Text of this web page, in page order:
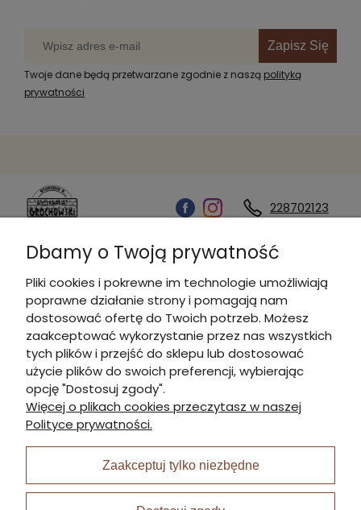
Zapisz Się
Twoje dane będą przetwarzane zgodnie z naszą polityką
prywatności
228702123
Kontakt
Informacje
Płatności i dostawa
Moje konto
I Nagroda w plabiscycie:
Dbamy o Twoją prywatność
Pliki cookies i pokrewne im technologie umożliwiają
poprawne działanie strony i pomagają nam
dostosować ofertę do Twoich potrzeb. Możesz
zaakceptować wykorzystanie przez nas wszystkich
tych plików i przejść do sklepu lub dostosować
użycie plików do swoich preferencji, wybierając
opcję "Dostosuj zgody".
Więcej o plikach cookies przeczytasz w naszej
Polityce prywatności.
Zaakceptuj tylko niezbędne